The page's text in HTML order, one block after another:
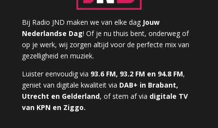
Bij Radio JND maken we van elke dag Jouw
Nederlandse Dag! Of je nu thuis bent, onderweg of
op je werk, wij zorgen altijd voor de perfecte mix van
gezelligheid en muziek.
Luister eenvoudig via 93.6 FM, 93.2 FM en 94.8 FM,
geniet van digitale kwaliteit via DAB+ in Brabant,
Utrecht en Gelderland, of stem af via digitale TV
van KPN en Ziggo.